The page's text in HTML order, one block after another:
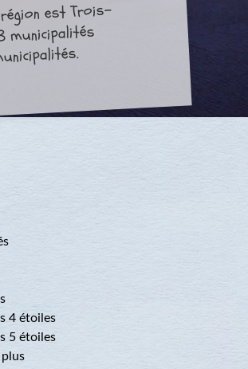
est Trois-
municipalités
4 étoiles
5 étoiles